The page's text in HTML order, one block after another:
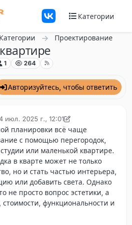
Категории
Категории Проектирование
1 264
Авторизуйтесь, чтобы ответить
июл. 2025 г., 12:01
sofia
планировки всё чаще
с помощью перегородок,
или маленькой квартире.
в кварте может не только
но и стать частью интерьера,
или добавить света. Однако
не просто вопрос эстетики, а
функциональности и